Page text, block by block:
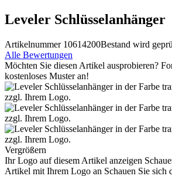
Leveler Schlüsselanhänger
Artikelnummer 10614200Bestand wird
Alle Bewertungen
Möchten Sie diesen Artikel ausprobieren?
kostenloses Muster an!
Vergrößern
Ihr Logo auf diesem Artikel anzeigen
Artikel mit Ihrem Logo an Schauen Sie sich